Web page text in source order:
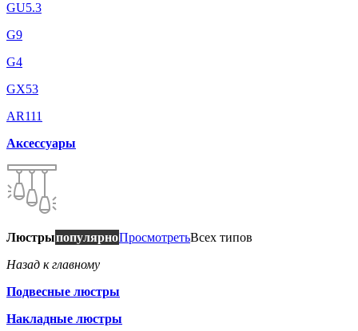
GU5.3
G9
G4
GX53
AR111
Аксессуары
ЛюстрыпопулярноПросмотретьВсех типов
Назад к главному
Подвесные люстры
Накладные люстры